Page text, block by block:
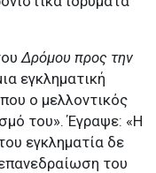
Δρόμου προς την
εγκληματική
ο μελλοντικός
του». Έγραψε: «Η
εγκληματία δε
του